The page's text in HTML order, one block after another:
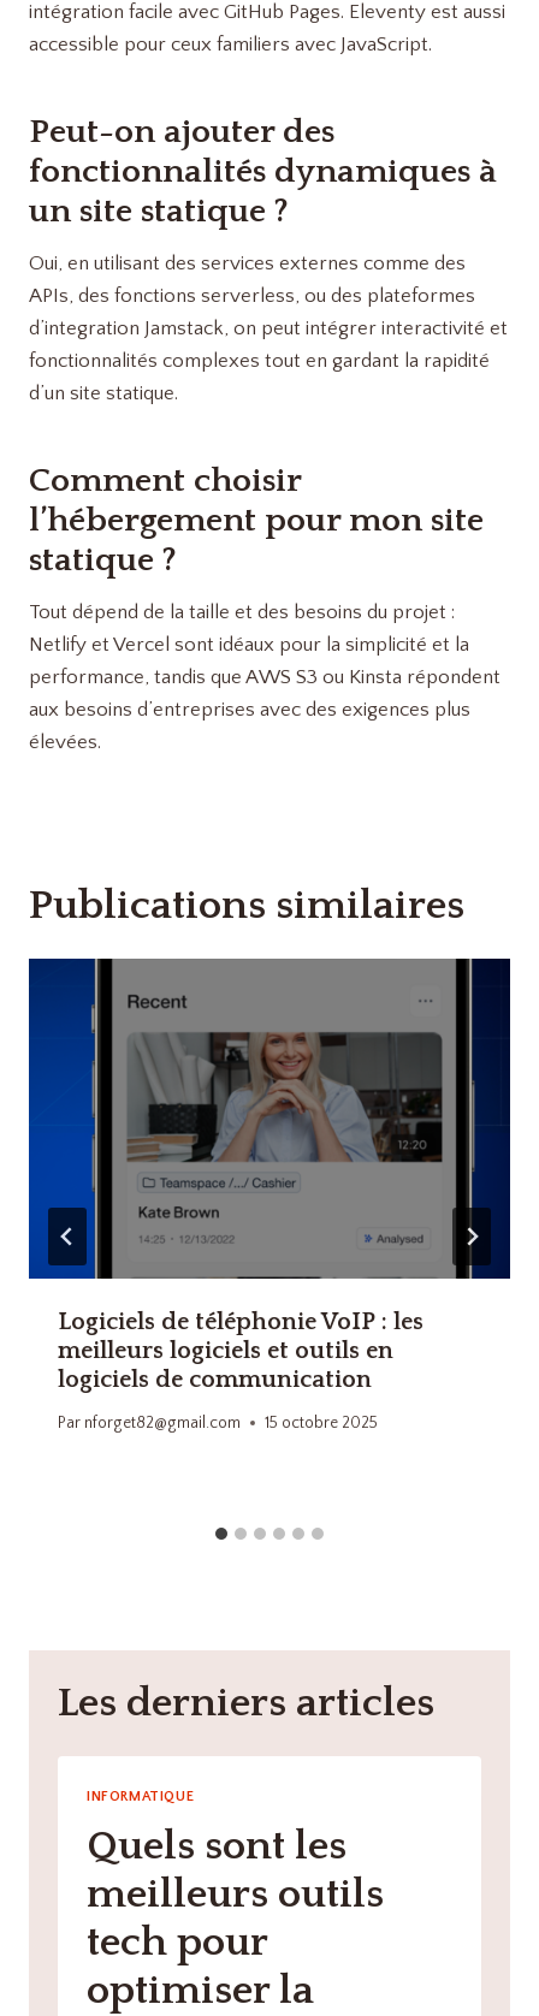
intégration facile avec GitHub Pages. Eleventy est aussi
accessible pour ceux familiers avec JavaScript.
Peut-on ajouter des
fonctionnalités dynamiques à
un site statique ?
Oui, en utilisant des services externes comme des
APIs, des fonctions serverless, ou des plateformes
d’integration Jamstack, on peut intégrer interactivité et
fonctionnalités complexes tout en gardant la rapidité
d’un site statique.
Comment choisir
l’hébergement pour mon site
statique ?
Tout dépend de la taille et des besoins du projet :
Netlify et Vercel sont idéaux pour la simplicité et la
performance, tandis que AWS S3 ou Kinsta répondent
aux besoins d’entreprises avec des exigences plus
élevées.
Publications similaires
Logiciels de téléphonie VoIP : les
meilleurs logiciels et outils en
logiciels de communication
Par nforget82@gmail.com 15 octobre 2025
Les derniers articles
INFORMATIQUE
Quels sont les
meilleurs outils
tech pour
optimiser la